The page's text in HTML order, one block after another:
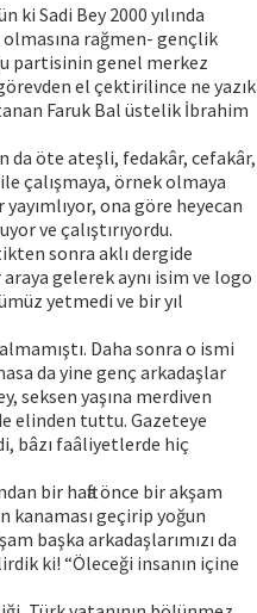
Sadi Bey 2000 yılında
rağmen- gençlik
partisinin genel merkez
el çektirilince ne yazık
Faruk Bal üstelik İbrahim
da öte ateşli, fedakâr, cefakâr,
çalışmaya, örnek olmaya
ona göre heyecan
ve çalıştırıyordu.
sonra aklı dergide
gelerek aynı isim ve logo
yetmedi ve bir yıl
Daha sonra o ismi
da yine genç arkadaşlar
seksen yaşına merdiven
elinden tuttu. Gazeteye
bâzı faâliyetlerde hiç
bir hafta önce bir akşam
kanaması geçirip yoğun
başka arkadaşlarımızı da
ki! “Öleceği insanın içine